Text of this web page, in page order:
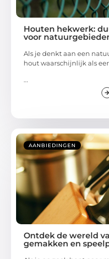
Houten hekwerk:
voor
Als je denkt aan een
hout waarschijnlijk als
...
AANBIEDINGEN
Ontdek de wereld
gemakken en